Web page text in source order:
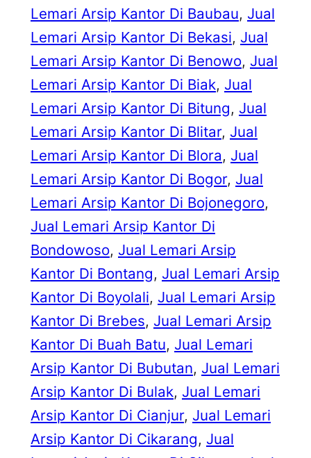
Lemari Arsip Kantor Di Baubau, Jual
Lemari Arsip Kantor Di Bekasi, Jual
Lemari Arsip Kantor Di Benowo, Jual
Lemari Arsip Kantor Di Biak, Jual
Lemari Arsip Kantor Di Bitung, Jual
Lemari Arsip Kantor Di Blitar, Jual
Lemari Arsip Kantor Di Blora, Jual
Lemari Arsip Kantor Di Bogor, Jual
Lemari Arsip Kantor Di Bojonegoro
Jual Lemari Arsip Kantor Di
Bondowoso, Jual Lemari Arsip
Kantor Di Bontang, Jual Lemari Arsip
Kantor Di Boyolali, Jual Lemari Arsip
Kantor Di Brebes, Jual Lemari Arsip
Kantor Di Buah Batu, Jual Lemari
Arsip Kantor Di Bubutan, Jual Lemari
Arsip Kantor Di Bulak, Jual Lemari
Arsip Kantor Di Cianjur, Jual Lemari
Arsip Kantor Di Cikarang, Jual